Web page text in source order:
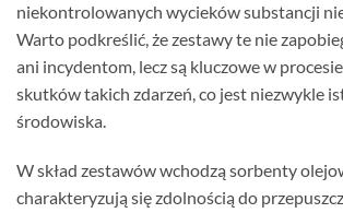
niekontrolowanych wycieków substancji
Warto podkreślić, że zestawy te nie
ani incydentom, lecz są kluczowe w
skutków takich zdarzeń, co jest niezwykle
środowiska.
W skład zestawów wchodzą sorbenty
charakteryzują się zdolnością do